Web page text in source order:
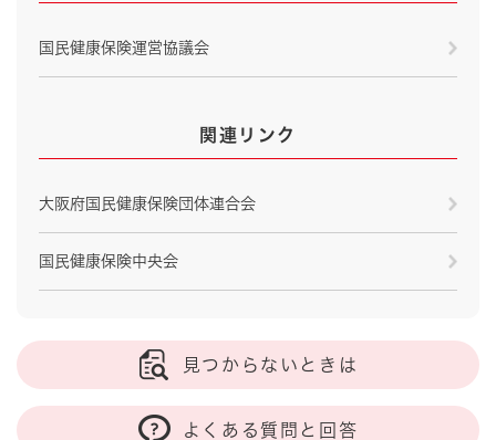
国民健康保険運営協議会
関連リンク
大阪府国民健康保険団体連合会
国民健康保険中央会
見つからないときは
よくある質問と回答